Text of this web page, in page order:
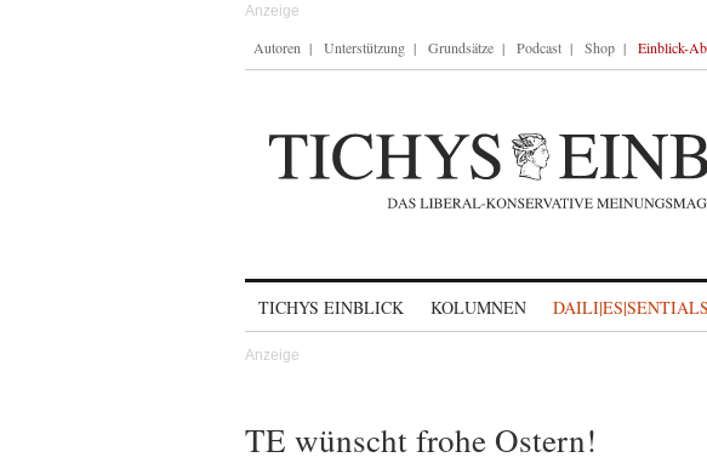
Autoren Unterstützung Grundsätze Podcast Shop Einblick-
TICHYS EINBLICK KOLUMNEN DAILI|ES|SENTIALS
TE wünscht frohe Ostern!